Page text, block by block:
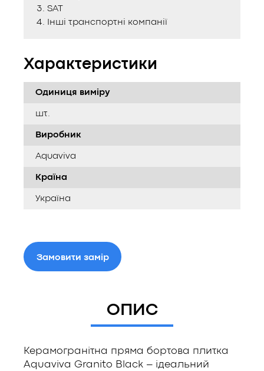
SAT
Інші транспортні компанії
Характеристики
Одиниця виміру
шт.
Виробник
Aquaviva
Країна
Україна
Замовити замір
ОПИС
Керамогранітна пряма бортова плитка
Aquaviva Granito Black – ідеальний